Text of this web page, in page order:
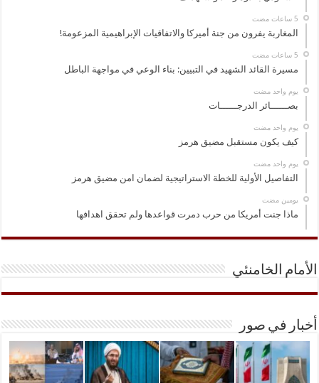
المغاربة يفرون من جنة أميركا والاتفاقيات الإبراهيمية المزعومة!
مسيرة القائد الشهيد في التبيين: بناء الوعي في مواجهة الباطل
‏يوم واحد مضت
بصــــــائر الدرجــــــات
‏يوم واحد مضت
كيف يكون مستقبل مضيق هرمز
‏يوم واحد مضت
التفاصيل الأولية للخطة الاستراتيجية لضمان امن مضيق هرمز
‏يومين مضت
ماذا جنت أمريكا من حرب دمرت قواعدها ولم تحقق اهدافها
الأمام الخامنئي
أخبار في صور